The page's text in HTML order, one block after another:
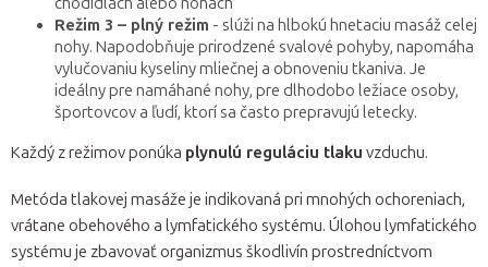
Režim 3 – plný režim - slúži na hlbokú hnetaciu masáž celej
nohy. Napodobňuje prirodzené svalové pohyby, napomáha
vylučovaniu kyseliny mliečnej a obnoveniu tkaniva. Je
ideálny pre namáhané nohy, pre dlhodobo ležiace osoby,
športovcov a ľudí, ktorí sa často prepravujú letecky.
Každý z režimov ponúka plynulú reguláciu tlaku vzduchu.
Metóda tlakovej masáže je indikovaná pri mnohých ochoreniach,
vrátane obehového a lymfatického systému. Úlohou lymfatického
systému je zbavovať organizmus škodlivín prostredníctvom